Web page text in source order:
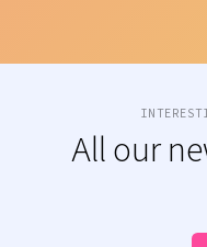
All our